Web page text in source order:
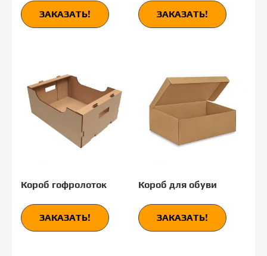
ЗАКАЗАТЬ! ЗАКАЗАТЬ!
Короб гофролоток
ЗАКАЗАТЬ!
Короб для обуви
ЗАКАЗАТЬ!